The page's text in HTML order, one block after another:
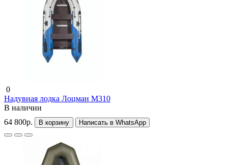
0
Надувная лодка Лоцман М310
В наличии
64 800р.
В корзину Написать в WhatsApp